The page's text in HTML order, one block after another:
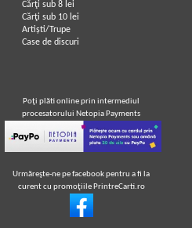
Cărţi sub 8 lei
Cărţi sub 10 lei
Artiști/Trupe
Case de discuri
Poţi plăti online prin intermediul
procesatorului Netopia Payments
Urmăreşte-ne pe facebook pentru a fi la
curent cu promoţiile PrintreCarti.ro